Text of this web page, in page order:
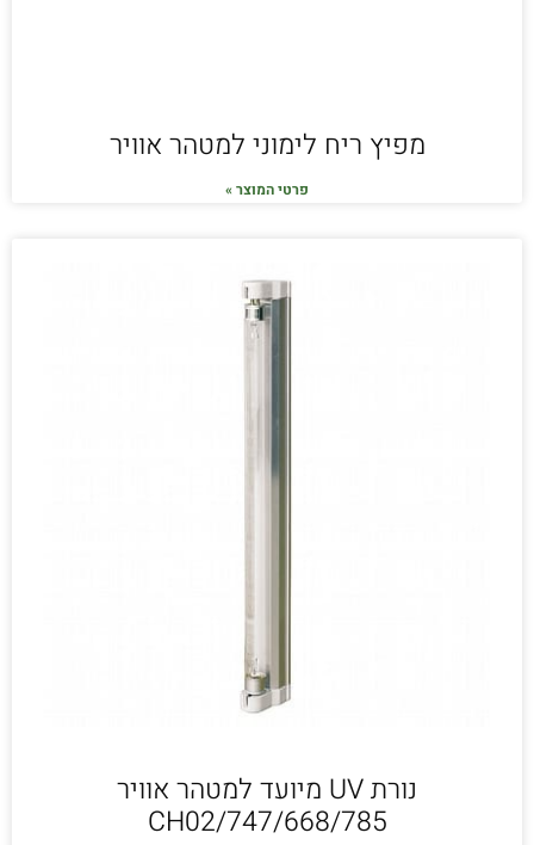
מפיץ ריח לימוני למטהר אוויר
פרטי המוצר »
נורת UV מיועד למטהר אוויר
747/668/785/CH02